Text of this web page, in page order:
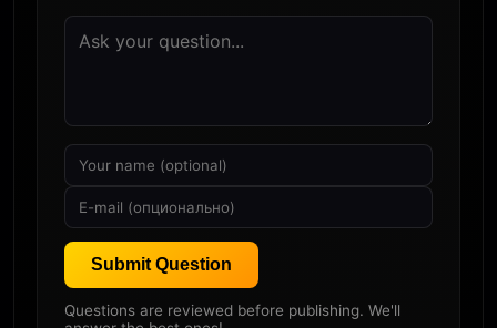
Submit Question
Questions are reviewed before publishing. We'll